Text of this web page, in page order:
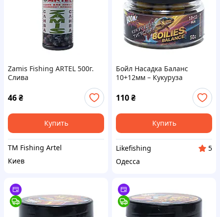
Zamis Fishing ARTEL 500г.
Слива
46₴
Купить
TM Fishing Artel
Киев
Бойл Насадка Баланс
10+12мм – Кукуруза
Тигровый Орех Boom Carp
110₴
Купить
Likefishing
5
Одесса